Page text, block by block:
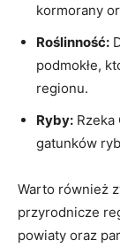
kormorany
Roślinność:
podmokłe,
regionu.
Ryby:
gatunków
Warto ⁢również
przyrodnicze
powiaty oraz